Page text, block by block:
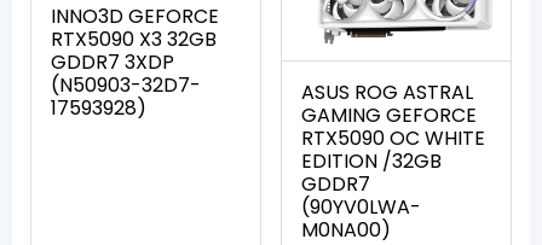
INNO3D GEFORCE
RTX5090 X3 32GB
GDDR7 3XDP
(N50903-32D7-
17593928)
ASUS ROG ASTRAL
GAMING GEFORCE
RTX5090 OC WHITE
EDITION /32GB
GDDR7
(90YV0LWA-
M0NA00)